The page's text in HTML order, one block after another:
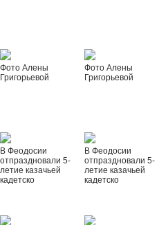
Фото Алены
Григорьевой
Фото Алены
Григорьевой
В Феодосии
отпраздновали 5-
летие казачьей
кадетско
В Феодосии
отпраздновали 5-
летие казачьей
кадетско